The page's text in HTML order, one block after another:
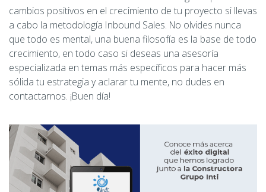
cambios positivos en el crecimiento de tu proyecto si llevas
a cabo la metodología Inbound Sales. No olvides nunca
que todo es mental, una buena filosofía es la base de todo
crecimiento, en todo caso si deseas una asesoría
especializada en temas más específicos para hacer más
sólida tu estrategia y aclarar tu mente, no dudes en
contactarnos. ¡Buen día!